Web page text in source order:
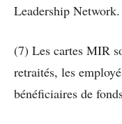
Leadership Network.
(7) Les cartes MIR
retraités, les
bénéficiaires de